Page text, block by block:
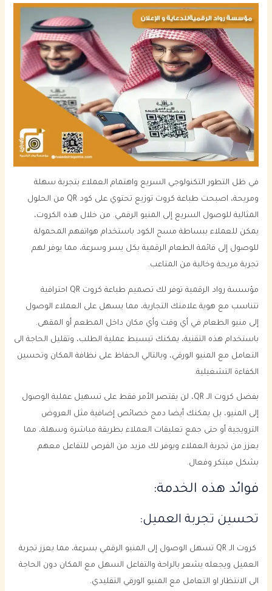
في ظل التطور التكنولوجي السريع واهتمام العملاء بتجربة سهلة
ومريحة، اصبحت طباعة كروت توزيع تحتوي على كود QR من الحلول
المثالية للوصول السريع إلى المنيو الرقمي. من خلال هذه الكروت،
يمكن للعملاء ببساطة مسح الكود باستخدام هواتفهم المحمولة
للوصول إلى قائمة الطعام الرقمية بكل يسر وسرعة، مما يوفر لهم
تجربة مريحة وخالية من المتاعب.
مؤسسة رواد الرقمية توفر لك تصميم طباعة كروت QR احترافية
تتناسب مع هوية علامتك التجارية، مما يسهل على العملاء الوصول
إلى منيو الطعام في أي وقت وأي مكان داخل المطعم أو المقهى.
باستخدام هذه التقنية، يمكنك تبسيط عملية الطلب، وتقليل الحاجة الى
التعامل مع المنيو الورقي، وبالتالي الحفاظ على نظافة المكان وتحسين
الكفاءة التشغيلية.
بفضل كروت الـ QR، لن يقتصر الأمر فقط على تسهيل عملية الوصول
إلى المنيو، بل يمكنك أيضا دمج خصائص إضافية مثل العروض
الترويجية أو حتى جمع تعليقات العملاء بطريقة مباشرة وسهلة، مما
يعزز من تجربة العملاء ويوفر لك مزيد من الفرص للتفاعل معهم
بشكل مبتكر وفعال.
فوائد هذه الخدمة:
تحسين تجربة العميل:
كروت الـ QR تسهل الوصول إلى المنيو الرقمي بسرعة، مما يعزز تجربة
العميل ويجعله يشعر بالراحة والتفاعل السهل مع المكان دون الحاجة
الى الانتظار او التعامل مع المنيو الورقي التقليدي.